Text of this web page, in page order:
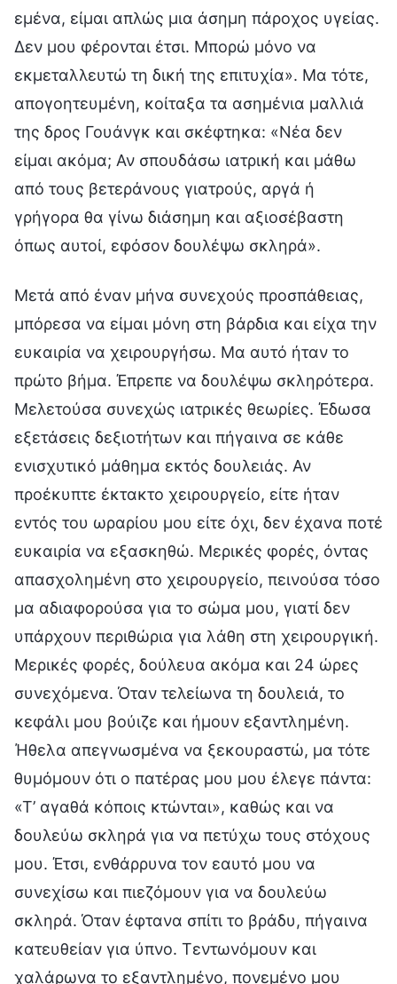
εμένα, είμαι απλώς μια άσημη πάροχος υγείας.
Δεν μου φέρονται έτσι. Μπορώ μόνο να
εκμεταλλευτώ τη δική της επιτυχία». Μα τότε,
απογοητευμένη, κοίταξα τα ασημένια μαλλιά
της δρος Γουάνγκ και σκέφτηκα: «Νέα δεν
είμαι ακόμα; Αν σπουδάσω ιατρική και μάθω
από τους βετεράνους γιατρούς, αργά ή
γρήγορα θα γίνω διάσημη και αξιοσέβαστη
όπως αυτοί, εφόσον δουλέψω σκληρά».
Μετά από έναν μήνα συνεχούς προσπάθειας,
μπόρεσα να είμαι μόνη στη βάρδια και είχα την
ευκαιρία να χειρουργήσω. Μα αυτό ήταν το
πρώτο βήμα. Έπρεπε να δουλέψω σκληρότερα.
Μελετούσα συνεχώς ιατρικές θεωρίες. Έδωσα
εξετάσεις δεξιοτήτων και πήγαινα σε κάθε
ενισχυτικό μάθημα εκτός δουλειάς. Αν
προέκυπτε έκτακτο χειρουργείο, είτε ήταν
εντός του ωραρίου μου είτε όχι, δεν έχανα ποτέ
ευκαιρία να εξασκηθώ. Μερικές φορές, όντας
απασχολημένη στο χειρουργείο, πεινούσα τόσο
μα αδιαφορούσα για το σώμα μου, γιατί δεν
υπάρχουν περιθώρια για λάθη στη χειρουργική.
Μερικές φορές, δούλευα ακόμα και 24 ώρες
συνεχόμενα. Όταν τελείωνα τη δουλειά, το
κεφάλι μου βούιζε και ήμουν εξαντλημένη.
Ήθελα απεγνωσμένα να ξεκουραστώ, μα τότε
θυμόμουν ότι ο πατέρας μου μου έλεγε πάντα:
«Τ’ αγαθά κόποις κτώνται», καθώς και να
δουλεύω σκληρά για να πετύχω τους στόχους
μου. Έτσι, ενθάρρυνα τον εαυτό μου να
συνεχίσω και πιεζόμουν για να δουλεύω
σκληρά. Όταν έφτανα σπίτι το βράδυ, πήγαινα
κατευθείαν για ύπνο. Τεντωνόμουν και
χαλάρωνα το εξαντλημένο, πονεμένο μου